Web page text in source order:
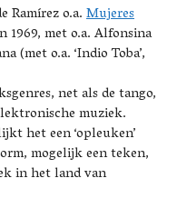
Ramírez o.a.Mujeres
1969, met o.a. Alfonsina
(met o.a. ‘Indio Toba’,
net als de tango,
muziek.
het een ‘opleuken’
mogelijk een teken,
in het land van